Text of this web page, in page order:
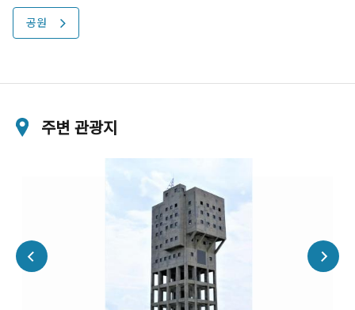
공원
주변 관광지